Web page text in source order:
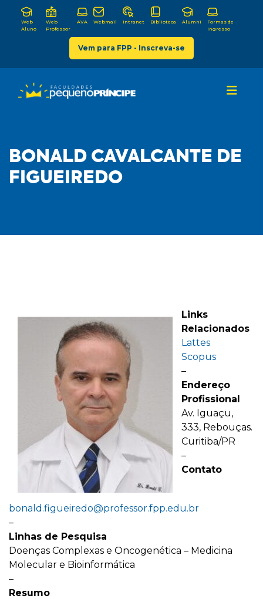
Web
Aluno
Web
Professor
AVA Webmail Intranet Biblioteca Alumni
Formas de
Ingresso
Vem para FPP - Inscreva-se
BONALD CAVALCANTE DE
FIGUEIREDO
Links
Relacionados
Lattes
Scopus
–
Endereço
Profissional
Av. Iguaçu,
333, Rebouças.
Curitiba/PR
–
Contato
bonald.figueiredo@professor.fpp.edu.br
–
Linhas de Pesquisa
Doenças Complexas e Oncogenética – Medicina
Molecular e Bioinformática
–
Resumo